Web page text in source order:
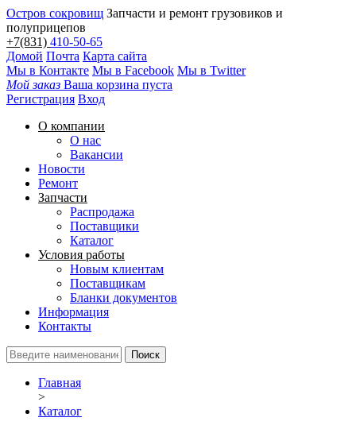
Остров сокровищ Запчасти и ремонт грузовиков и
полуприцепов
+7(831) 410-50-65
Домой Почта Карта сайта
Мы в Контакте Мы в Facebook Мы в Twitter
Мой заказ Ваша корзина пуста
Регистрация Вход
О компании
О нас
Вакансии
Новости
Ремонт
Запчасти
Распродажа
Поставщики
Каталог
Условия работы
Новым клиентам
Поставщикам
Бланки документов
Информация
Контакты
Главная
>
Каталог